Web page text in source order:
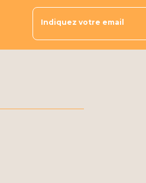
Indiquez votre email